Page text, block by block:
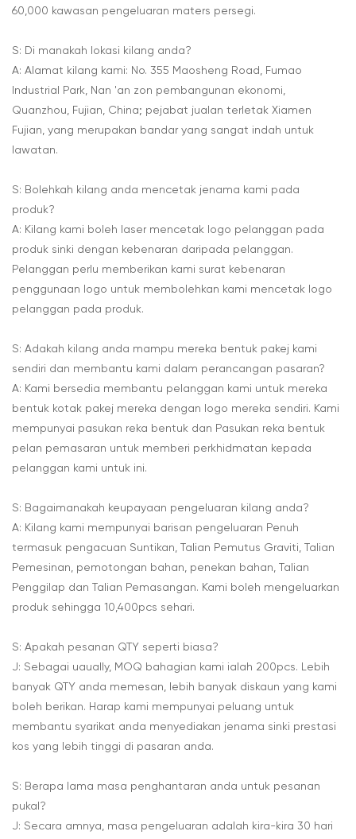
60,000 kawasan pengeluaran maters persegi.
S: Di manakah lokasi kilang anda?
A: Alamat kilang kami: No. 355 Maosheng Road, Fumao
Industrial Park, Nan 'an zon pembangunan ekonomi,
Quanzhou, Fujian, China; pejabat jualan terletak Xiamen
Fujian, yang merupakan bandar yang sangat indah untuk
lawatan.
S: Bolehkah kilang anda mencetak jenama kami pada
produk?
A: Kilang kami boleh laser mencetak logo pelanggan pada
produk sinki dengan kebenaran daripada pelanggan.
Pelanggan perlu memberikan kami surat kebenaran
penggunaan logo untuk membolehkan kami mencetak logo
pelanggan pada produk.
S: Adakah kilang anda mampu mereka bentuk pakej kami
sendiri dan membantu kami dalam perancangan pasaran?
A: Kami bersedia membantu pelanggan kami untuk mereka
bentuk kotak pakej mereka dengan logo mereka sendiri. Kami
mempunyai pasukan reka bentuk dan Pasukan reka bentuk
pelan pemasaran untuk memberi perkhidmatan kepada
pelanggan kami untuk ini.
S: Bagaimanakah keupayaan pengeluaran kilang anda?
A: Kilang kami mempunyai barisan pengeluaran Penuh
termasuk pengacuan Suntikan, Talian Pemutus Graviti, Talian
Pemesinan, pemotongan bahan, penekan bahan, Talian
Penggilap dan Talian Pemasangan. Kami boleh mengeluarkan
produk sehingga 10,400pcs sehari.
S: Apakah pesanan QTY seperti biasa?
J: Sebagai uaually, MOQ bahagian kami ialah 200pcs. Lebih
banyak QTY anda memesan, lebih banyak diskaun yang kami
boleh berikan. Harap kami mempunyai peluang untuk
membantu syarikat anda menyediakan jenama sinki prestasi
kos yang lebih tinggi di pasaran anda.
S: Berapa lama masa penghantaran anda untuk pesanan
pukal?
J: Secara amnya, masa pengeluaran adalah kira-kira 30 hari